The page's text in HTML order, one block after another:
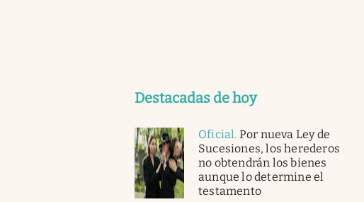
Destacadas de hoy
Oficial. Por nueva Ley de
Sucesiones, los herederos
no obtendrán los bienes
aunque lo determine el
testamento